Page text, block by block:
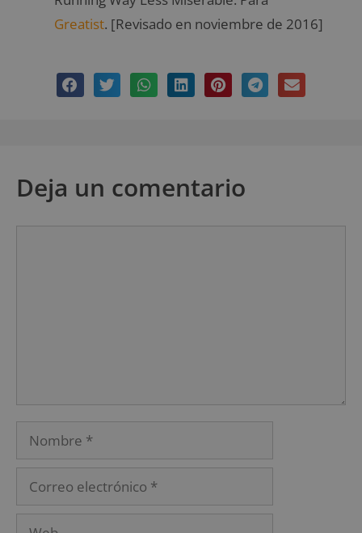
Greatist. [Revisado en noviembre de 2016]
Deja un comentario